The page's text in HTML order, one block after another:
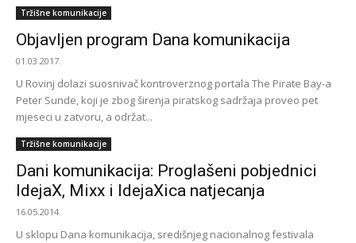
Tržišne komunikacije
Objavljen program Dana komunikacija
01.03.2017.
U Rovinj dolazi suosnivač kontroverznog portala The Pirate Bay-a
Peter Sunde, koji je zbog širenja piratskog sadržaja proveo pet
mjeseci u zatvoru, a održat...
Tržišne komunikacije
Dani komunikacija: Proglašeni pobjednici
IdejaX, Mixx i IdejaXica natjecanja
16.05.2014.
U sklopu Dana komunikacija, središnjeg nacionalnog festivala